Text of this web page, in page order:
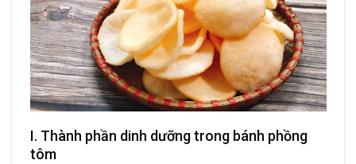
I. Thành phần dinh dưỡng trong bánh phồng
tôm